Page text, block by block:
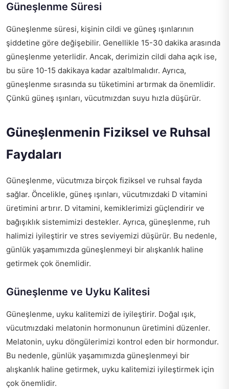
Güneşlenme Süresi
Güneşlenme süresi, kişinin cildi ve güneş ışınlarının
şiddetine göre değişebilir. Genellikle 15-30 dakika arasında
güneşlenme yeterlidir. Ancak, derimizin cildi daha açık ise,
bu süre 10-15 dakikaya kadar azaltılmalıdır. Ayrıca,
güneşlenme sırasında su tüketimini artırmak da önemlidir.
Çünkü güneş ışınları, vücutmızdan suyu hızla düşürür.
Güneşlenmenin Fiziksel ve Ruhsal
Faydaları
Güneşlenme, vücutmıza birçok fiziksel ve ruhsal fayda
sağlar. Öncelikle, güneş ışınları, vücutmızdaki D vitamini
üretimini artırır. D vitamini, kemiklerimizi güçlendirir ve
bağışıklık sistemimizi destekler. Ayrıca, güneşlenme, ruh
halimizi iyileştirir ve stres seviyemizi düşürür. Bu nedenle,
günlük yaşamımızda güneşlenmeyi bir alışkanlık haline
getirmek çok önemlidir.
Güneşlenme ve Uyku Kalitesi
Güneşlenme, uyku kalitemizi de iyileştirir. Doğal ışık,
vücutmızdaki melatonin hormonunun üretimini düzenler.
Melatonin, uyku döngülerimizi kontrol eden bir hormondur.
Bu nedenle, günlük yaşamımızda güneşlenmeyi bir
alışkanlık haline getirmek, uyku kalitemizi iyileştirmek için
çok önemlidir.